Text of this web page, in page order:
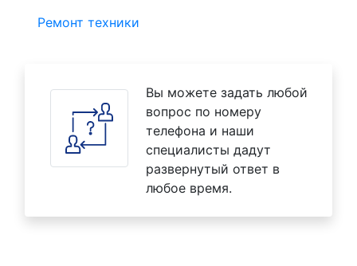
Ремонт техники
Вы можете задать любой
вопрос по номеру
телефона и наши
специалисты дадут
развернутый ответ в
любое время.